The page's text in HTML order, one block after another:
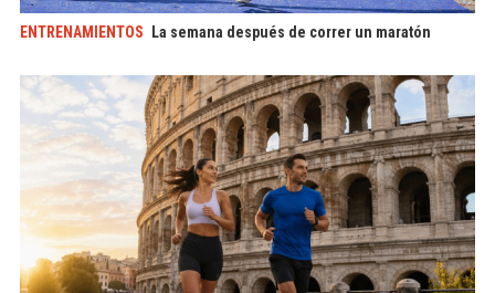
ENTRENAMIENTOS La semana después de correr un maratón